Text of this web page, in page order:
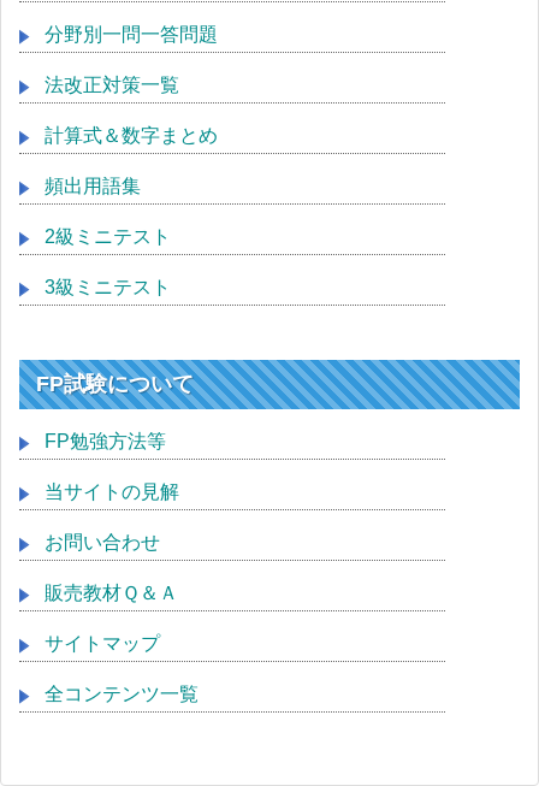
分野別一問一答問題
法改正対策一覧
計算式＆数字まとめ
頻出用語集
2級ミニテスト
3級ミニテスト
FP試験について
FP勉強方法等
当サイトの見解
お問い合わせ
販売教材Ｑ＆Ａ
サイトマップ
全コンテンツ一覧